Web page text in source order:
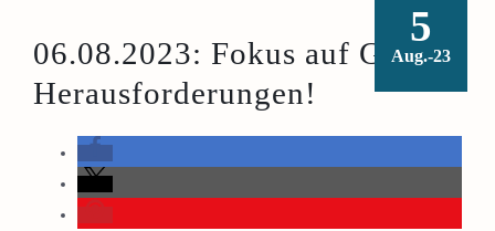
5
Aug.-23
06.08.2023: Fokus auf Gott:
Herausforderungen!